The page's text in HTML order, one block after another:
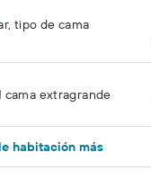
tipo de cama
cama extragrande
habitación más